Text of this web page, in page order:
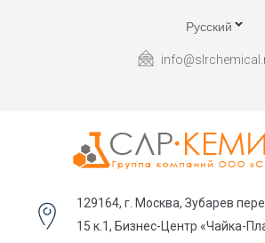
Русский
129164, г. Москва, Зубарев
15 к.1, Бизнес-Центр «Чайка-